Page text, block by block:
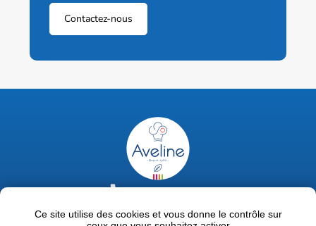
Contactez-nous
02 47 63 18 92
contact@avelinepro.fr
Ce site utilise des cookies et vous donne le contrôle sur